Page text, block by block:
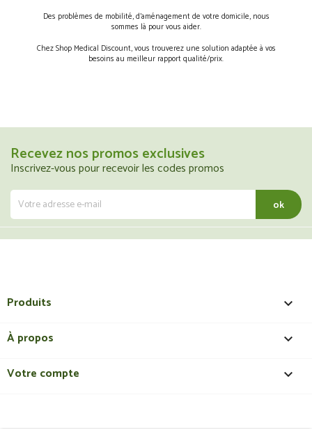
Des problèmes de mobilité, d’aménagement de votre domicile, nous
sommes là pour vous aider.
Chez Shop Medical Discount, vous trouverez une solution adaptée à vos
besoins au meilleur rapport qualité/prix.
Recevez nos promos exclusives
Inscrivez-vous pour recevoir les codes promos
Produits 
À propos 
Votre compte 